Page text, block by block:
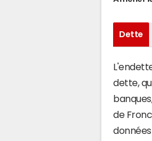
Dette
dette,
de